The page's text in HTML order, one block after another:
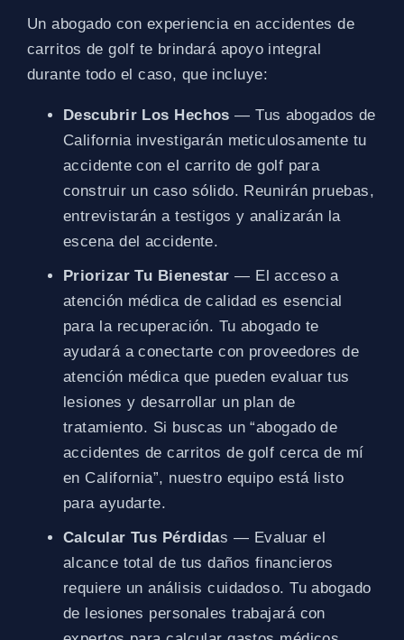
Un abogado con experiencia en accidentes de
carritos de golf te brindará apoyo integral
durante todo el caso, que incluye:
Descubrir Los Hechos — Tus abogados de
California investigarán meticulosamente tu
accidente con el carrito de golf para
construir un caso sólido. Reunirán pruebas,
entrevistarán a testigos y analizarán la
escena del accidente.
Priorizar Tu Bienestar— El acceso a
atención médica de calidad es esencial
para la recuperación. Tu abogado te
ayudará a conectarte con proveedores de
atención médica que pueden evaluar tus
lesiones y desarrollar un plan de
tratamiento. Si buscas un “abogado de
accidentes de carritos de golf cerca de mí
en California”, nuestro equipo está listo
para ayudarte.
Calcular Tus Pérdidas — Evaluar el
alcance total de tus daños financieros
requiere un análisis cuidadoso. Tu abogado
de lesiones personales trabajará con